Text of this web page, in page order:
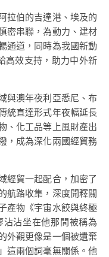
拉伯的吉達港、埃及的
密串聯，為動力、建材
通道，同時為我國新動
高效支持，助力中外新
與澳年夜利亞悉尼、布
統直達形式年夜幅延長
、化工品等上風財產出
，成為深化兩國經貿務
經貿一起配合，加密了
航路收集，深度開釋關
產物《宇宙水餃與終極
沾坐在他那間被稱為
外觀更像是一個被遺棄
這兩個詞毫無關係。他